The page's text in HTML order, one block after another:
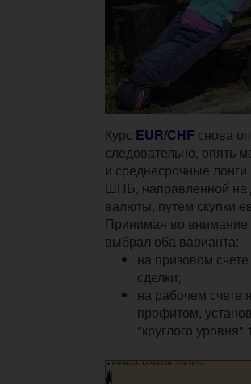
Курс EUR/CHF снова
следовательно, опять
и среднесрочные
ШНБ, направленной на
валюты, путем скупки
Принимая во внимание
выбрал оба варианта:
на призовом
сделки;
на рабочем счете
профитом,
"круглого уровня"